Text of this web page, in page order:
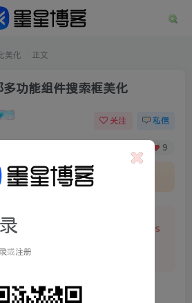
美化 正文
功能组件搜索框美化
关注 私信
9
间： 2024-10-28 22:28:23
的方形更加好看，所以用css和js
下面教程开始(作者苏晨)
或注册